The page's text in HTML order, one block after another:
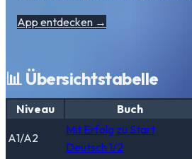
App entdecken →
📊 Übersichtstabelle
Niveau Buch
A1/A2
Mit Erfolg zu Start
Deutsch 1/2